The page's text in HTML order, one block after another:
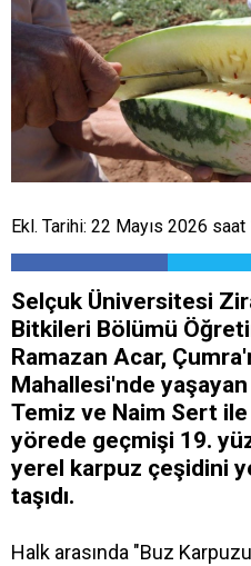
Ekl. Tarihi: 22 Mayıs 2026 saat
Selçuk Üniversitesi
Bitkileri Bölümü
Ramazan Acar,
Mahallesi'nde
Temiz ve Naim Sert
yörede geçmişi 19.
yerel karpuz çeşidini
taşıdı.
Halk arasında "Buz